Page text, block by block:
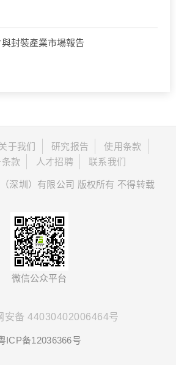
封裝產業市場報告
于我们 研究报告
使用条款
款 人才招聘 联系我们
深圳）有限公司 版权所有 不得转载
微信公众平台
安备 44030402006464号
ICP备12036366号